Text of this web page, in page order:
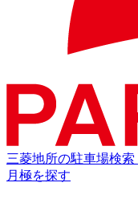
三菱地所の駐車場検索
月極を探す